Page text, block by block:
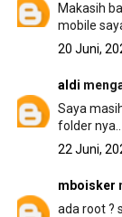
Makasih
mobile
20 Juni,
aldi
Saya
folder
22 Juni,
mboisker
ada root ?